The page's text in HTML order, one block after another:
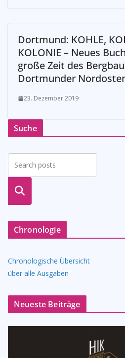
Dortmund: KOHLE,
KOLONIE – Neues
große Zeit des
Dortmunder
23. Dezember 2019
Suche
suche
Chronologie
Chronologische Übersicht
über alle Ausgaben
Neueste Beiträge